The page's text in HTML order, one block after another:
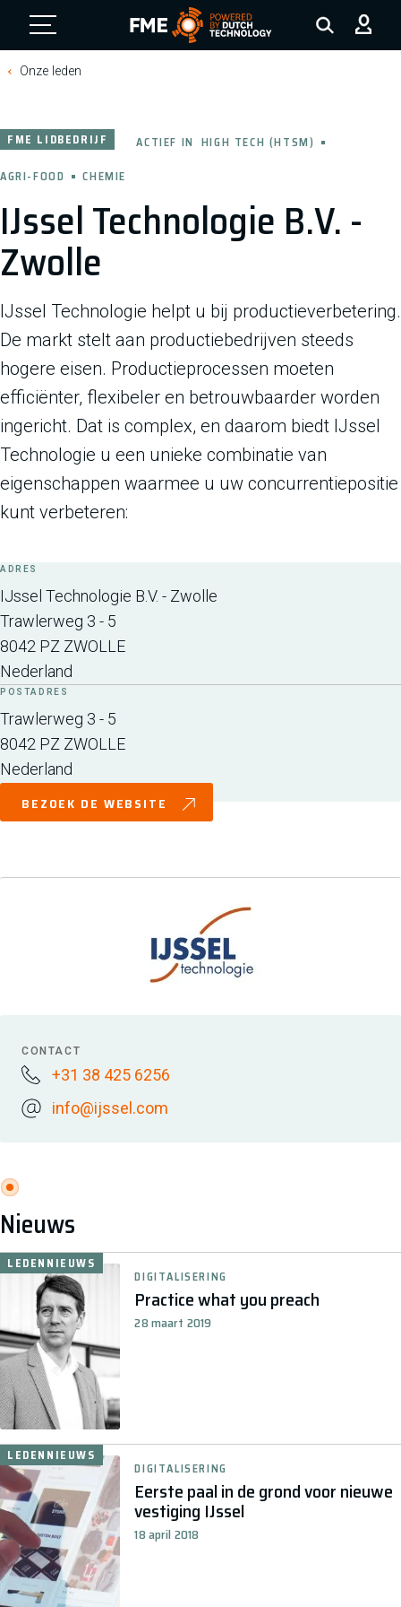
FME Logo, to the homepage
Onze leden
IJssel Technologie B.V. -
Zwolle
FME LIDBEDRIJF ACTIEF IN HIGH TECH (HTSM)
AGRI-FOOD
CHEMIE
IJssel Technologie helpt u bij productieverbetering.
De markt stelt aan productiebedrijven steeds
hogere eisen. Productieprocessen moeten
efficiënter, flexibeler en betrouwbaarder worden
ingericht. Dat is complex, en daarom biedt IJssel
Technologie u een unieke combinatie van
eigenschappen waarmee u uw concurrentiepositie
kunt verbeteren:
ADRES
IJssel Technologie B.V. - Zwolle
Trawlerweg 3 - 5
8042 PZ ZWOLLE
Nederland
POSTADRES
Trawlerweg 3 - 5
8042 PZ ZWOLLE
Nederland
BEZOEK DE WEBSITE
CONTACT
+31 38 425 6256
info@ijssel.com
Nieuws
Practice what you preach
28 maart 2019
DIGITALISERING
LEDENNIEUWS
Eerste paal in de grond voor nieuwe
vestiging IJssel
18 april 2018
DIGITALISERING
LEDENNIEUWS